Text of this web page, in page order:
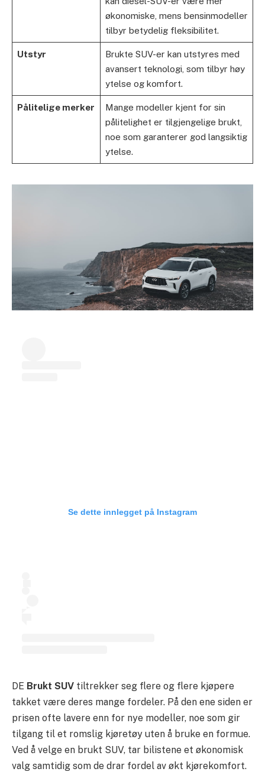
økonomiske, mens bensinmodeller
tilbyr betydelig fleksibilitet.
Utstyr
Brukte SUV-er kan utstyres med
avansert teknologi, som tilbyr høy
ytelse og komfort.
Pålitelige merker
Mange modeller kjent for sin
pålitelighet er tilgjengelige brukt,
noe som garanterer god langsiktig
ytelse.
Se dette innlegget på Instagram
DE Brukt SUV tiltrekker seg flere og flere kjøpere
takket være deres mange fordeler. På den ene siden er
prisen ofte lavere enn for nye modeller, noe som gir
tilgang til et romslig kjøretøy uten å bruke en formue.
Ved å velge en brukt SUV, tar bilistene et økonomisk
valg samtidig som de drar fordel av økt kjørekomfort.